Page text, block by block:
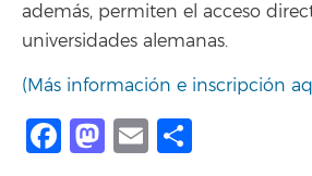
además, permiten el acceso
universidades alemanas.
(Más información e inscripción
Facebook
Mastodon
Email